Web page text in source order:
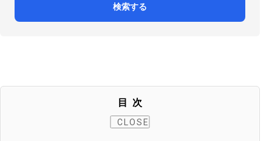
検索する
目次